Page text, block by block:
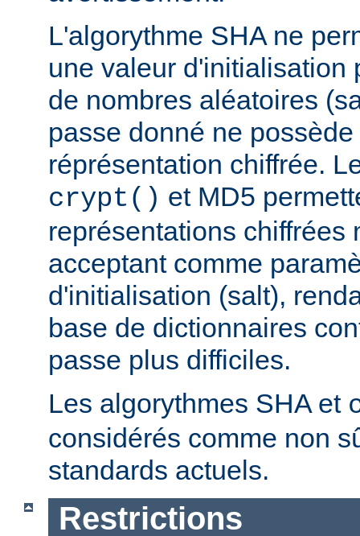
L'algorythme SHA ne
une valeur d'initialisation
de nombres aléatoires
passe donné ne
réprésentation chiffrée.
crypt() et MD5
représentations chiffrées
acceptant comme
d'initialisation (salt),
base de dictionnaires
passe plus difficiles.
Les algorythmes SHA et
considérés comme non
standards actuels.
Restrictions